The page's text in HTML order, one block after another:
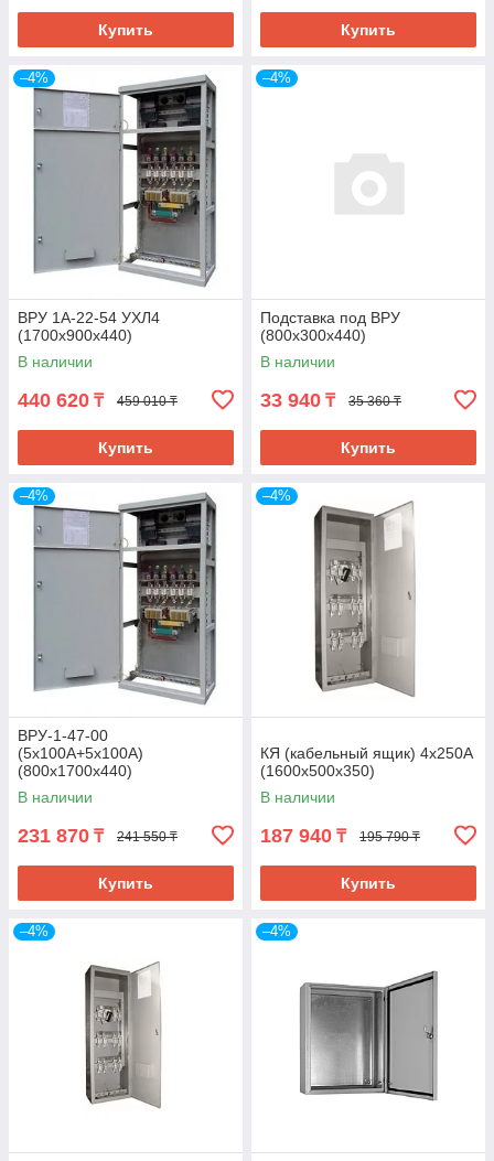
Купить Купить
–4%
ВРУ 1А-22-54 УХЛ4
(1700х900х440)
В наличии
440 620 ₸ 459 010 ₸
Купить
–4%
Подставка под ВРУ
(800х300х440)
В наличии
33 940 ₸ 35 360 ₸
Купить
–4%
ВРУ-1-47-00
(5х100А+5х100А)
(800х1700х440)
В наличии
231 870 ₸ 241 550 ₸
Купить
–4%
КЯ (кабельный ящик) 4x250A
(1600х500х350)
В наличии
187 940 ₸ 195 790 ₸
Купить
–4% –4%